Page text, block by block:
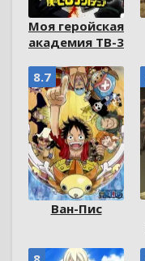
Моя геройская
академия ТВ-3
8.7
Ван-Пис